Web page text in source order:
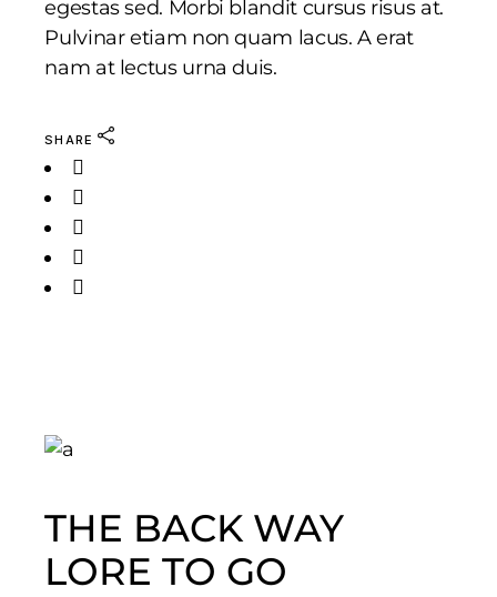
egestas sed. Morbi blandit cursus risus at.
Pulvinar etiam non quam lacus. A erat
nam at lectus urna duis.
SHARE
THE BACK WAY
LORE TO GO